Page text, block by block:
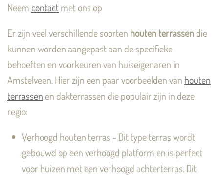
Neem contactmet ons op
Er zijn veel verschillende soorten houten terrassendie
kunnen worden aangepast aan de specifieke
behoeften en voorkeuren van huiseigenaren in
Amstelveen. Hier zijn een paar voorbeelden van houten
terrassen en dakterrassen die populair zijn in deze
regio:
Verhoogd houten terras - Dit type terras wordt
gebouwd op een verhoogd platform en is perfect
voor huizen met een verhoogd achterterras. Dit